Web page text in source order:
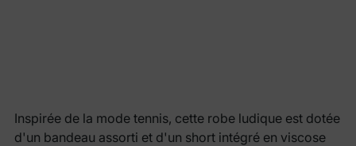
Inspirée de la mode tennis, cette robe ludique est dotée
d'un bandeau assorti et d'un short intégré en viscose